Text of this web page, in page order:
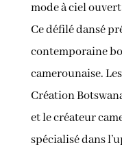
mode à ciel
Ce défilé dansé
contemporaine
camerounaise.
Création
et le créateur
spécialisé dans